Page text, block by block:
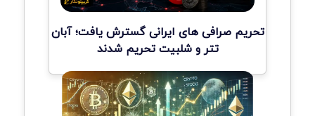
تحریم صرافی های ایرانی گسترش یافت؛ آبان
تتر و شلبیت تحریم شدند